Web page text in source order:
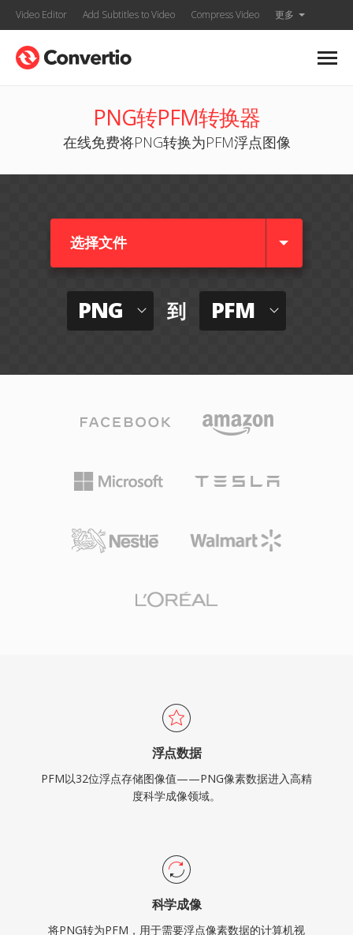
Video Editor Add Subtitles to Video Compress Video 更多
PNG转PFM转换器
在线免费将PNG转换为PFM浮点图像
选择文件
PNG 到 PFM
浮点数据
PFM以32位浮点存储图像值——PNG像素数据进入高精
度科学成像领域。
科学成像
将PNG转为PFM，用于需要浮点像素数据的计算机视